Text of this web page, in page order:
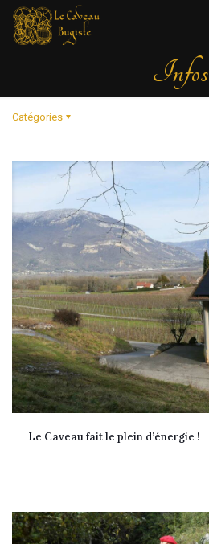
Infos
Catégories
Le Caveau fait le plein d’énergie !